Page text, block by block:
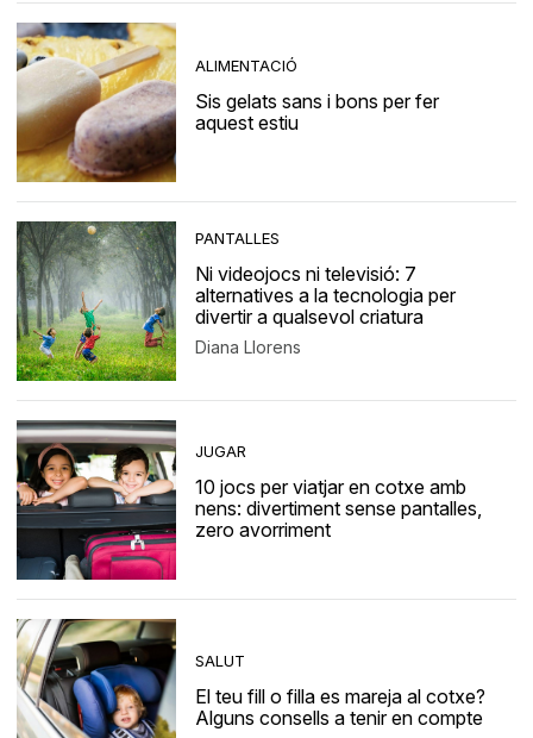
ALIMENTACIÓ
Sis gelats sans i bons per fer
aquest estiu
PANTALLES
Ni videojocs ni televisió: 7
alternatives a la tecnologia per
divertir a qualsevol criatura
Diana Llorens
JUGAR
10 jocs per viatjar en cotxe amb
nens: divertiment sense pantalles,
zero avorriment
SALUT
El teu fill o filla es mareja al cotxe?
Alguns consells a tenir en compte